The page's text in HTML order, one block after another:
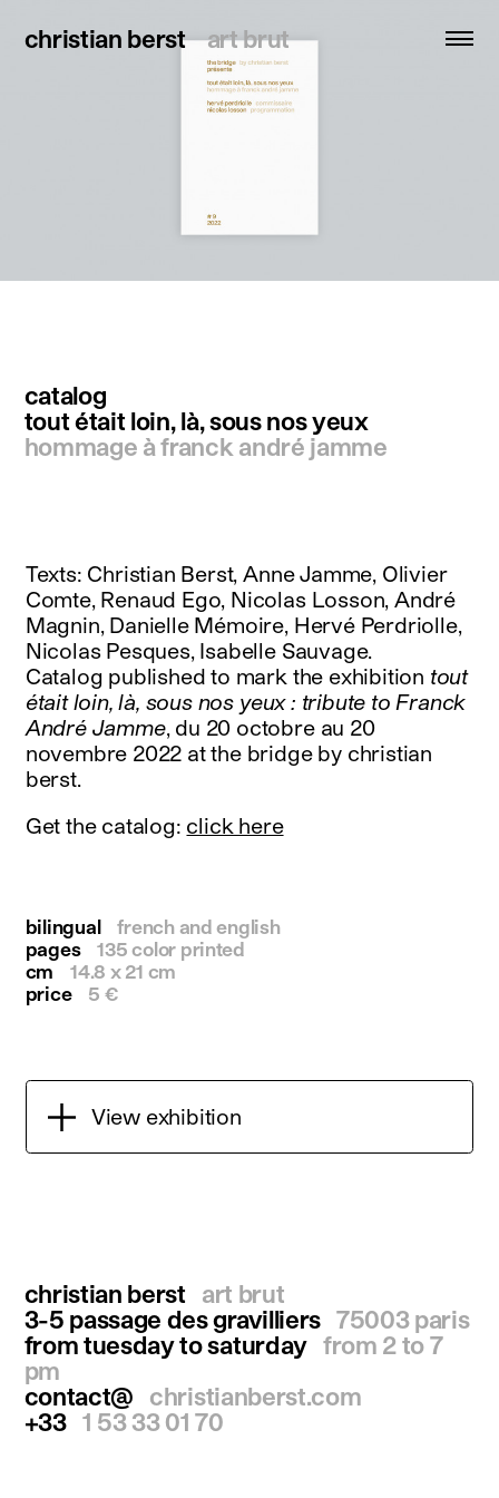
christian berst art brut
christian berst art brut
exhibitions
resources
about
contact
twitter
linkedin
youtube
newsletter
français english
catalog
tout était loin, là, sous nos yeux
hommage à franck andré jamme
Texts: Christian Berst, Anne Jamme, Olivier
Comte, Renaud Ego, Nicolas Losson, André
Magnin, Danielle Mémoire, Hervé Perdriolle,
Nicolas Pesques, Isabelle Sauvage.
Catalog published to mark the exhibition tout
était loin, là, sous nos yeux : tribute to Franck
André Jamme, du 20 octobre au 20
novembre 2022 at the bridge by christian
berst.
Get the catalog: click here
bilingual
french and english
pages
135 color printed
cm
14.8 x 21 cm
price
5 €
View exhibition
christian berst
art brut
3-5 passage des gravilliers 75003 paris
from tuesday to saturday from 2 to 7
pm
contact@
christianberst.com
+33 1 53 33 01 70